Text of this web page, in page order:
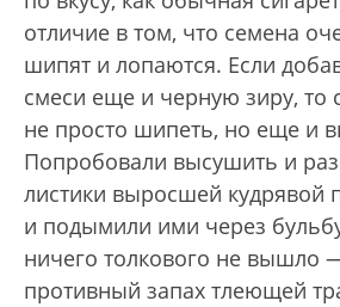
отличие в том, что семена
шипят и лопаются. Если
смеси еще и черную зиру, то
не просто шипеть, но еще и
Попробовали высушить и
листики выросшей кудрявой
и подымили ими через
ничего толкового не вышло
противный запах тлеющей